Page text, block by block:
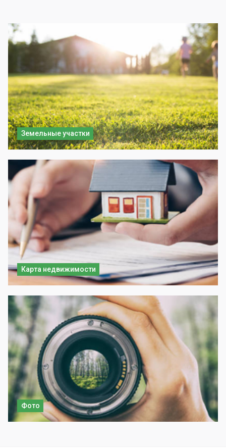
Земельные участки
Карта недвижимости
Фото